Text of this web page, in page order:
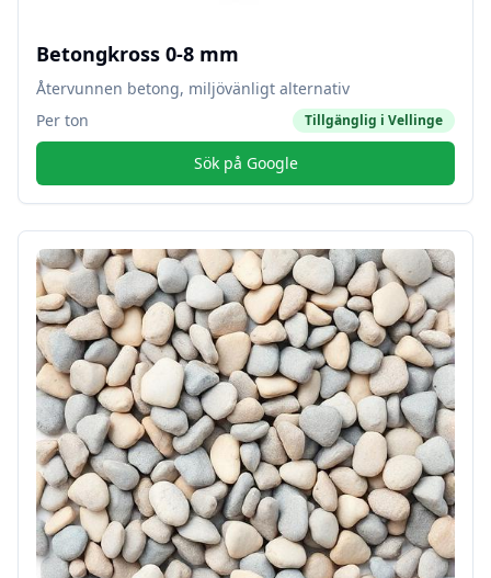
Betongkross 0-8 mm
Återvunnen betong, miljövänligt alternativ
Per ton
Tillgänglig i Vellinge
Sök på Google